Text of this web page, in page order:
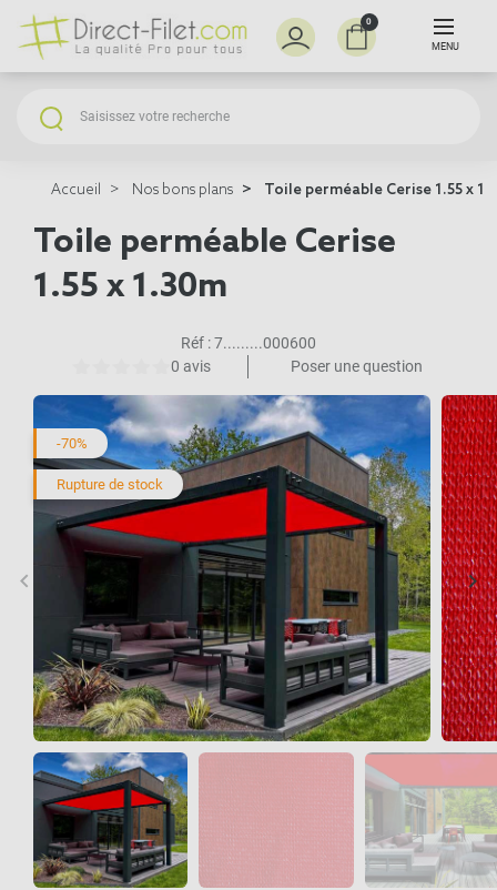
0
MENU
Accueil Nos bons plans Toile perméable Cerise 1.55 x
Toile perméable Cerise
1.55 x 1.30m
Réf :7.........000600
0 avis
Poser une question
-70%
Rupture de stock
Précédent
keyboard_arrow_left keyboard_arrow_right